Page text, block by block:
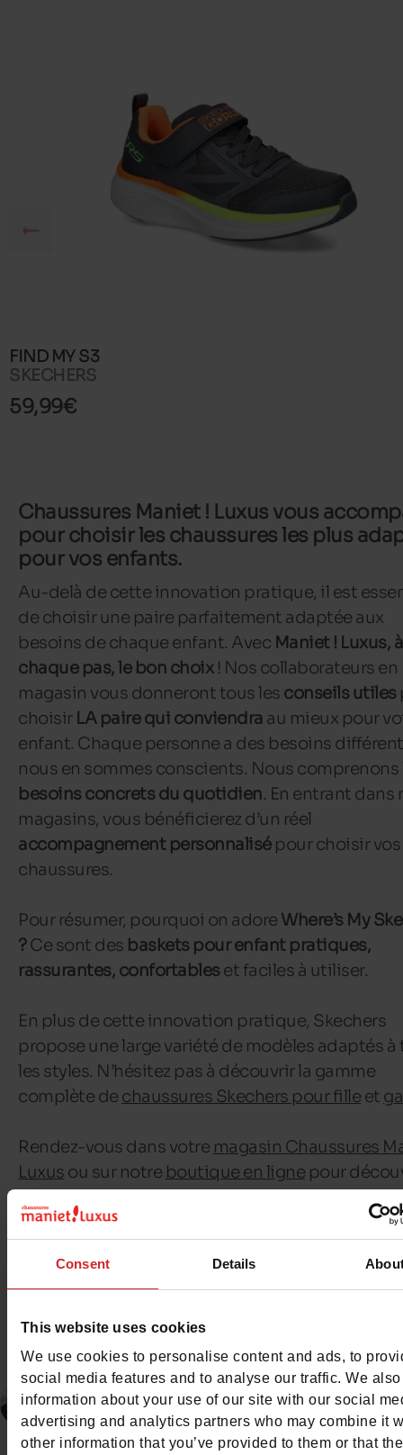
Consent Details
This website uses cookies
We use cookies to personalise content and ads, to
social media features and to analyse our traffic. We
information about your use of our site with our social
advertising and analytics partners who may combine it
other information that you’ve provided to them or that
FIND MY S3
SKECHERS
59,99€
Chaussures Maniet ! Luxus vous
pour choisir les chaussures les plus
pour vos enfants.
Au-delà de cette innovation pratique, il est
de choisir une paire parfaitement adaptée aux
besoins de chaque enfant. Avec Maniet ! Luxus, à
chaque pas, le bon choix! Nos collaborateurs en
magasin vous donneront tous les conseils utiles
choisir LA paire qui conviendra au mieux pour
enfant. Chaque personne a des besoins
nous en sommes conscients. Nous comprenons
besoins concrets du quotidien. En entrant dans
magasins, vous bénéficierez d’un réel
accompagnement personnalisé pour choisir vos
chaussures.
Pour résumer, pourquoi on adore Where’s My
?Ce sont des baskets pour enfant pratiques,
rassurantes, confortableset faciles à utiliser.
En plus de cette innovation pratique, Skechers
propose une large variété de modèles adaptés à
les styles. N’hésitez pas à découvrir la gamme
complète de chaussures Skechers pour fille et
Rendez-vous dans votre magasin Chaussures
Luxus ou sur notre boutique en ligne pour
idéale.
Toutes les chaussures Skechers enfant
Amandine Polet
25/03/2026
Marques